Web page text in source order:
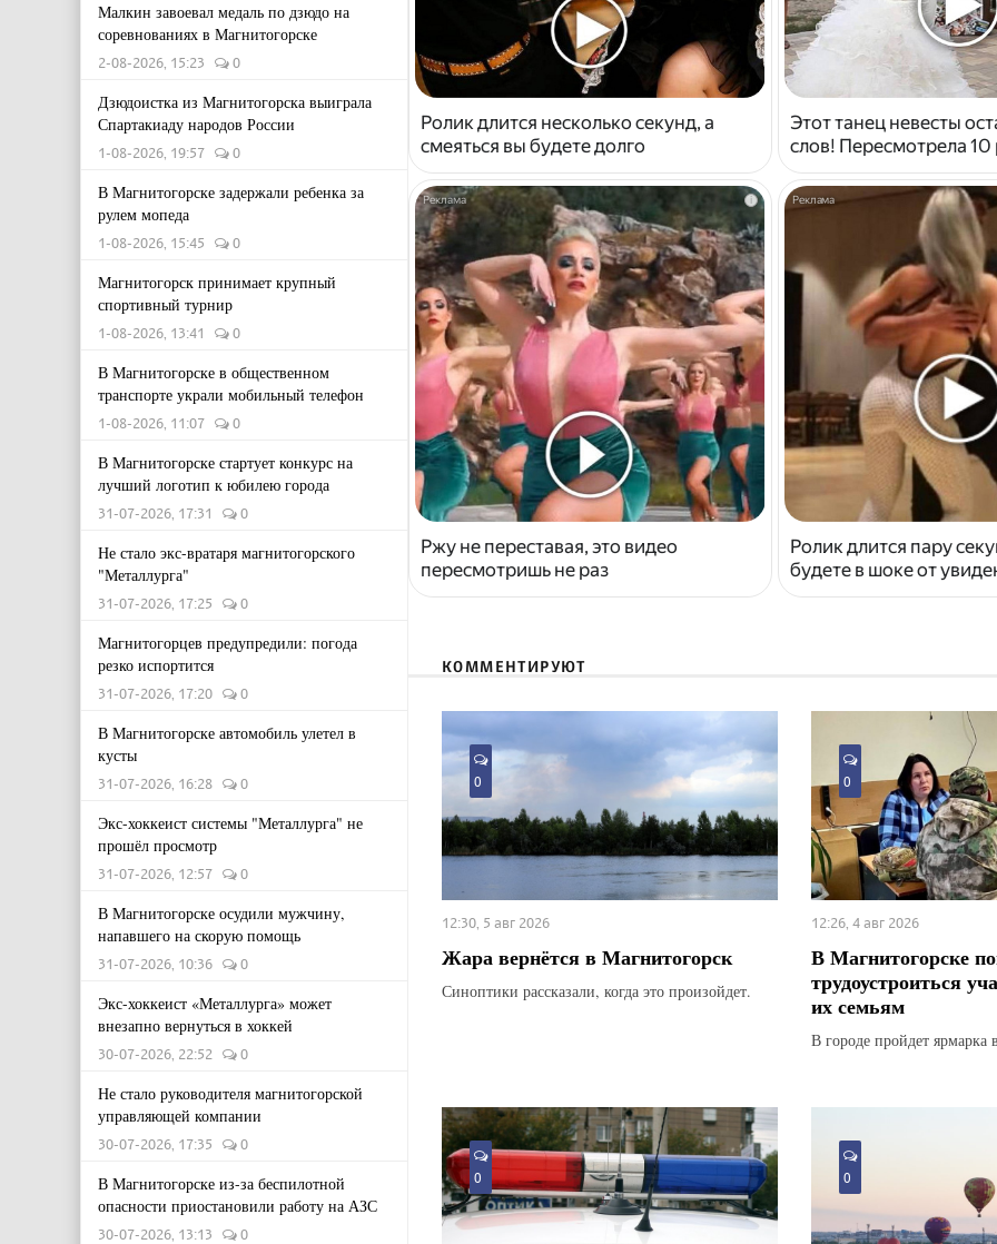
Малкин завоевал медаль по дзюдо на
соревнованиях в Магнитогорске
2-08-2026, 15:23 0
Дзюдоистка из Магнитогорска выиграла
Спартакиаду народов России
1-08-2026, 19:57 0
В Магнитогорске задержали ребенка за
рулем мопеда
1-08-2026, 15:45 0
Магнитогорск принимает крупный
спортивный турнир
1-08-2026, 13:41 0
В Магнитогорске в общественном
транспорте украли мобильный телефон
1-08-2026, 11:07 0
В Магнитогорске стартует конкурс на
лучший логотип к юбилею города
31-07-2026, 17:31 0
Не стало экс-вратаря магнитогорского
"Металлурга"
31-07-2026, 17:25 0
Магнитогорцев предупредили: погода
резко испортится
31-07-2026, 17:20 0
В Магнитогорске автомобиль улетел в
кусты
31-07-2026, 16:28 0
Экс-хоккеист системы "Металлурга" не
прошёл просмотр
31-07-2026, 12:57 0
В Магнитогорске осудили мужчину,
напавшего на скорую помощь
31-07-2026, 10:36 0
Экс-хоккеист «Металлурга» может
внезапно вернуться в хоккей
30-07-2026, 22:52 0
Не стало руководителя магнитогорской
управляющей компании
30-07-2026, 17:35 0
В Магнитогорске из-за беспилотной
опасности приостановили работу на АЗС
30-07-2026, 13:13 0
Ролик длится несколько секунд, а
смеяться вы будете долго
Этот танец невесты
слов! Пересмотрела 10
i
Ржу не переставая, это видео
пересмотришь не раз
Ролик длится пару
будете в шоке от
КОММЕНТИРУЮТ
0
12:30, 5 авг 2026
Жара вернётся в Магнитогорск
Синоптики рассказали, когда это произойдет.
0
12:26, 4 авг 2026
В Магнитогорске
трудоустроиться
их семьям
В городе пройдет ярмарка
0 0